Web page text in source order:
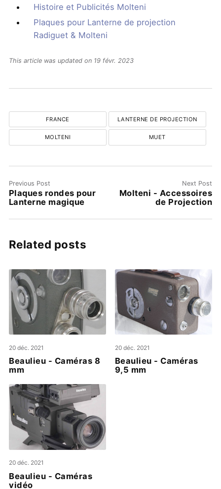
Histoire et Publicités Molteni
Plaques pour Lanterne de projection
Radiguet & Molteni
This article was updated on 19 févr. 2023
FRANCE LANTERNE DE PROJECTION
MOLTENI MUET
Previous Post
Plaques rondes pour
Lanterne magique
Next Post
Molteni - Accessoires
de Projection
Related posts
20 déc. 2021
Beaulieu - Caméras 8
mm
20 déc. 2021
Beaulieu - Caméras
9,5 mm
20 déc. 2021
Beaulieu - Caméras
vidéo